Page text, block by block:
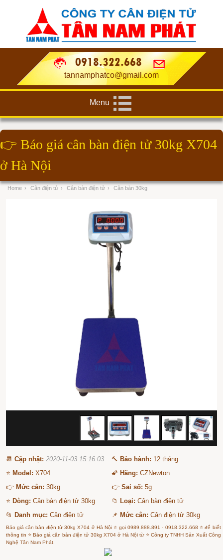
0918.322.668
tannamphatco@gmail.com
Menu
👉 Báo giá cân bàn điện tử 30kg X704
ở Hà Nội
Home › Cân điện tử › Cân bàn điện tử › Cân bàn 30kg
📆Cập nhật: 2020-11-03 15:16:03 🔨 Bảo hành: 12 tháng
⭐ Model: X704 🌠 Hãng: CZNewton
👉 Mức cân: 30kg 👉Sai số: 5g
⭐ Dòng: Cân bàn điện tử 30kg 📁 Loại: Cân bàn điện tử
📂 Danh mục: Cân điện tử 📌 Mức cân: Cân điện tử 30kg
Báo giá cân bàn điện tử 30kg X704 ở Hà Nội ⭐ gọi 0989.888.891 - 0918.322.668 ⭐ để biết
thông tin ⭐ Báo giá cân bàn điện tử 30kg X704 ở Hà Nội từ ⭐ Công ty TNHH Sản Xuất Công
Nghệ Tân Nam Phát.